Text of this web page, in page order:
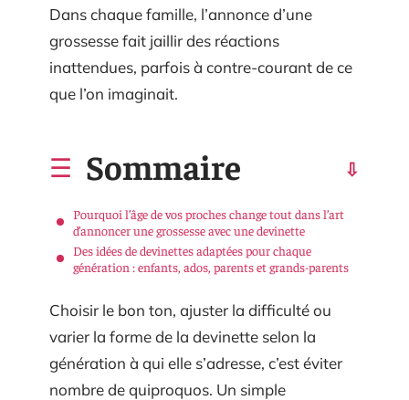
Dans chaque famille, l’annonce d’une
grossesse fait jaillir des réactions
inattendues, parfois à contre-courant de ce
que l’on imaginait.
Sommaire
Pourquoi l’âge de vos proches change tout dans l’art
d’annoncer une grossesse avec une devinette
Des idées de devinettes adaptées pour chaque
génération : enfants, ados, parents et grands-parents
Choisir le bon ton, ajuster la difficulté ou
varier la forme de la devinette selon la
génération à qui elle s’adresse, c’est éviter
nombre de quiproquos. Un simple